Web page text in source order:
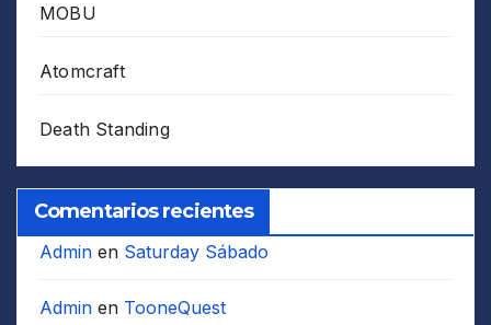
MOBU
Atomcraft
Death Standing
Comentarios recientes
Admin en Saturday Sábado
Admin en TooneQuest